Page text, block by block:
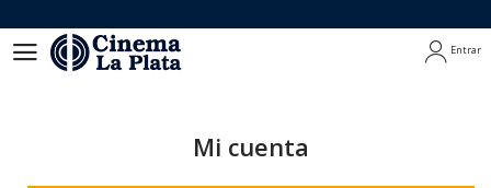
Entrar
Mi cuenta